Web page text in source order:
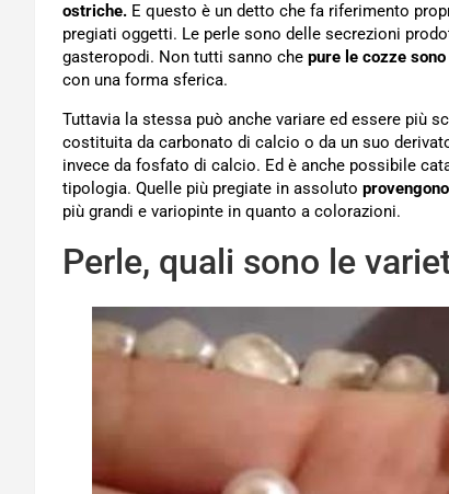
ostriche. E questo è un detto che fa riferimento
pregiati oggetti. Le perle sono delle secrezioni
gasteropodi. Non tutti sanno che pure le cozze
con una forma sferica.
Tuttavia la stessa può anche variare ed essere più
costituita da carbonato di calcio o da un suo
invece da fosfato di calcio. Ed è anche possibile
tipologia. Quelle più pregiate in assoluto
più grandi e variopinte in quanto a colorazioni.
Perle, quali sono le